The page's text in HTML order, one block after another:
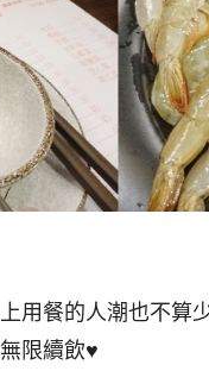
用餐的人潮也不算
限續飲♥